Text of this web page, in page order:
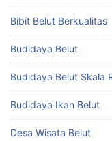
Bibit Belut Berkualitas
Budidaya Belut
Budidaya Belut Skala
Budidaya Ikan Belut
Desa Wisata Belut